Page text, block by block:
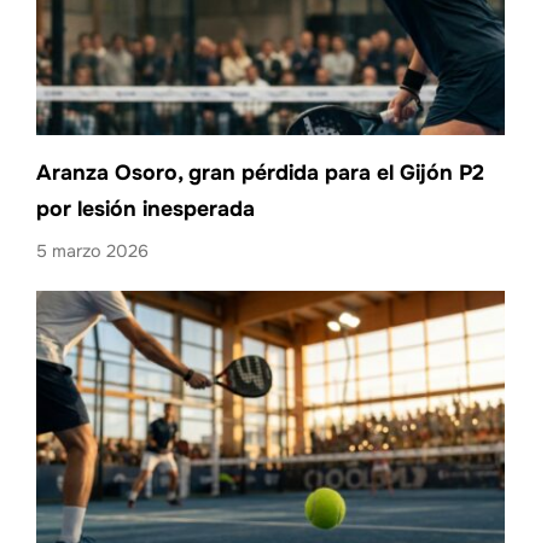
Aranza Osoro, gran pérdida para el Gijón P2
por lesión inesperada
5 marzo 2026